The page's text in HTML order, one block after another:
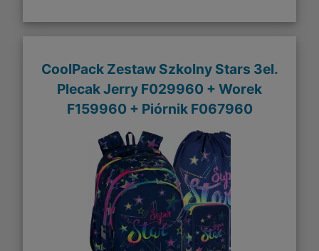
CoolPack Zestaw Szkolny Stars 3el.
Plecak Jerry F029960 + Worek
F159960 + Piórnik F067960